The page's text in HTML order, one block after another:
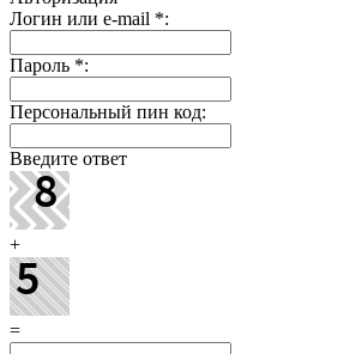
Логин или e-mail *:
Пароль *:
Персональный пин код:
Введите ответ
+
=